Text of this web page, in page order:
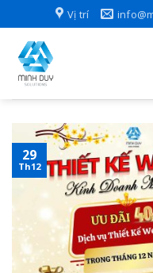
to
content
Vị trí
29
Th12